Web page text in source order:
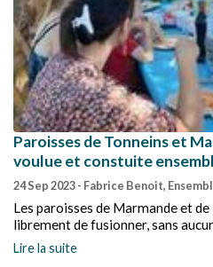
Paroisses de Tonneins et
voulue et constuite
24 Sep 2023- Fabrice Benoit,
Les paroisses de Marmande et
librement de fusionner, sans
des institutions régionales ou
méditer.
Lire la suite